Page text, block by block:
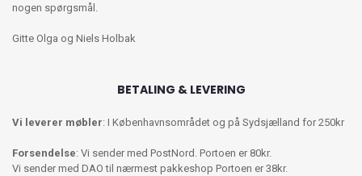
nogen spørgsmål.
Gitte Olga og Niels Holbak
BETALING & LEVERING
Vi leverer møbler: I Københavnsområdet og på Sydsjælland for 250kr
Forsendelse: Vi sender med PostNord. Portoen er 80kr.
Vi sender med DAO til nærmest pakkeshop Portoen er 38kr.